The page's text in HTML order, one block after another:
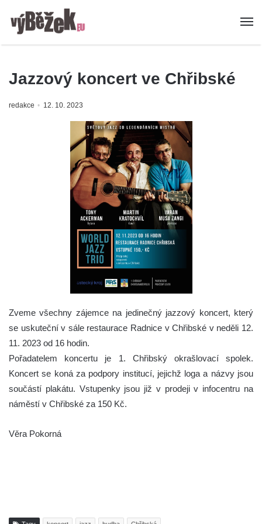
Jazzový koncert ve Chřibské
redakce 12. 10. 2023
Zveme všechny zájemce na jedinečný jazzový koncert, který
se uskuteční v sále restaurace Radnice v Chřibské v neděli 12.
11. 2023 od 16 hodin.
Pořadatelem koncertu je 1. Chřibský okrašlovací spolek.
Koncert se koná za podpory institucí, jejichž loga a názvy jsou
součástí plakátu. Vstupenky jsou již v prodeji v infocentru na
náměstí v Chřibské za 150 Kč.
Věra Pokorná